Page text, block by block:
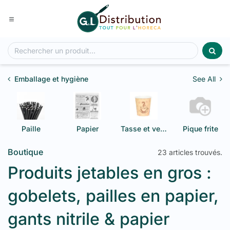
Emballage et hygiène See All
Paille Papier Tasse et verre Pique frite
Boutique 23 articles trouvés.
Produits jetables en gros :
gobelets, pailles en papier,
gants nitrile & papier